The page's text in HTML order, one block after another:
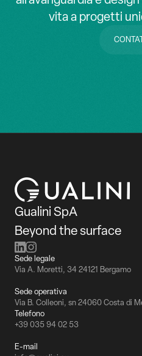
vita a progetti
Gualini SpA
Beyond the surface
Sede legale
Via A. Moretti, 34 24121 Bergamo
Sede operativa
Via B. Colleoni, sn 24060 Costa di
Telefono
+39 035 94 02 53
E-mail